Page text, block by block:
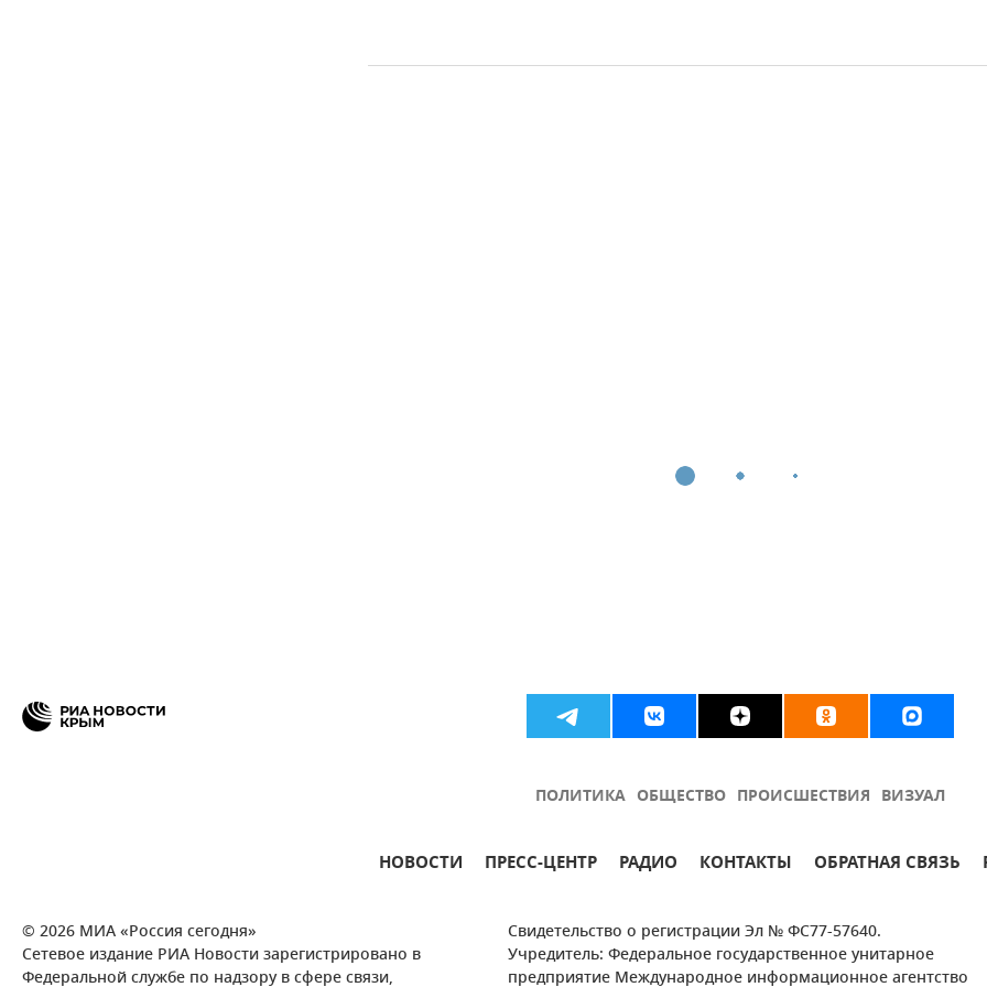
ПОЛИТИКА ОБЩЕСТВО ПРОИСШЕСТВИЯ ВИЗУАЛ
НОВОСТИ ПРЕСС-ЦЕНТР РАДИО КОНТАКТЫ ОБРАТНАЯ СВЯЗЬ
© 2026 МИА «Россия сегодня»
Сетевое издание РИА Новости зарегистрировано в
Федеральной службе по надзору в сфере связи,
Свидетельство о регистрации Эл № ФС77-57640.
Учредитель: Федеральное государственное унитарное
предприятие Международное информационное агентство